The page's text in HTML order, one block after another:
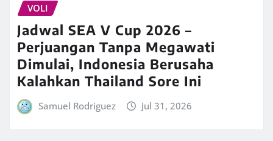
VOLI
Jadwal SEA V Cup 2026 –
Perjuangan Tanpa Megawati
Dimulai, Indonesia Berusaha
Kalahkan Thailand Sore Ini
Samuel Rodriguez Jul 31, 2026